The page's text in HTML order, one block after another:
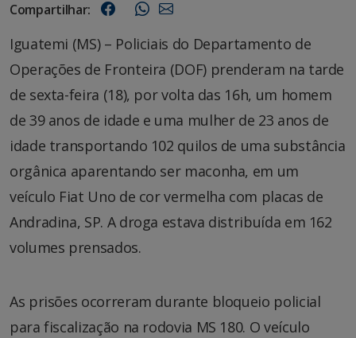
Compartilhar:
Iguatemi (MS) – Policiais do Departamento de
Operações de Fronteira (DOF) prenderam na tarde
de sexta-feira (18), por volta das 16h, um homem
de 39 anos de idade e uma mulher de 23 anos de
idade transportando 102 quilos de uma substância
orgânica aparentando ser maconha, em um
veículo Fiat Uno de cor vermelha com placas de
Andradina, SP. A droga estava distribuída em 162
volumes prensados.
As prisões ocorreram durante bloqueio policial
para fiscalização na rodovia MS 180. O veículo